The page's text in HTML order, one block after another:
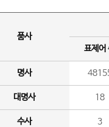
품사
표제어
명사
대명사 18
수사 3